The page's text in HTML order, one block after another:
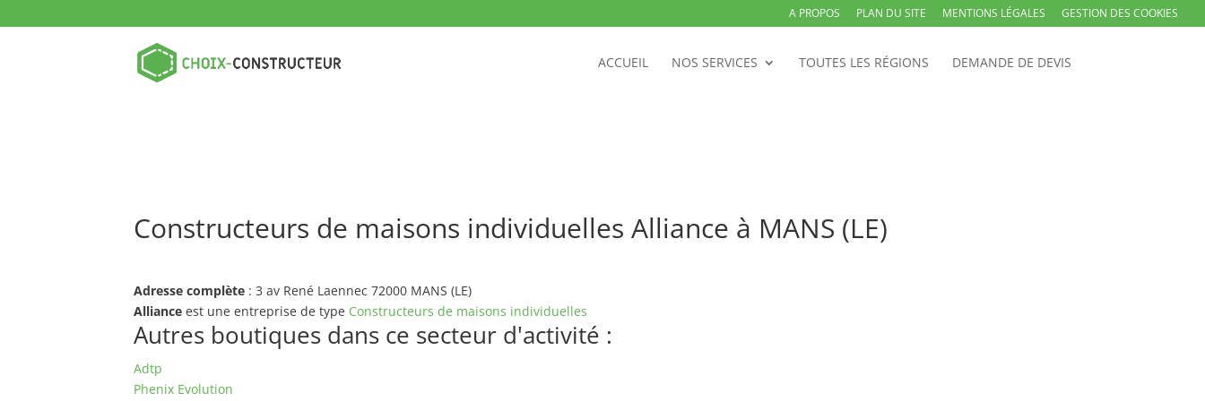
A PROPOS PLAN DU SITE MENTIONS LÉGALES GESTION DES COOKIES
ACCUEIL NOS SERVICES TOUTES LES RÉGIONS DEMANDE DE DEVIS
Constructeurs de maisons individuelles Alliance à MANS (LE)
Adresse complète : 3 av René Laennec 72000 MANS (LE)
Alliance est une entreprise de type Constructeurs de maisons individuelles
Autres boutiques dans ce secteur d'activité :
Adtp
Phenix Evolution